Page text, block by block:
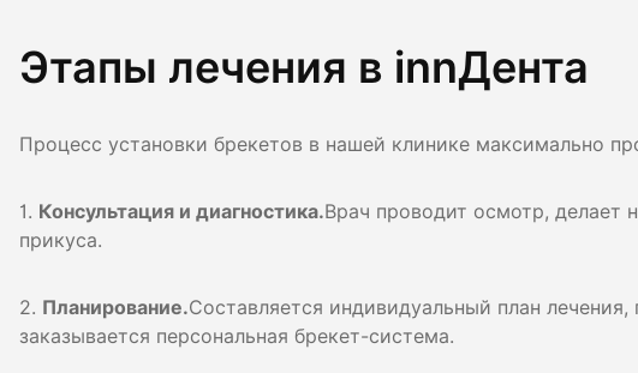
Этапы лечения в innДента
Процесс установки брекетов в нашей клинике максимально
1. Консультация и диагностика.Врач проводит осмотр, делает
прикуса.
2. Планирование.Составляется индивидуальный план
заказывается персональная брекет-система.